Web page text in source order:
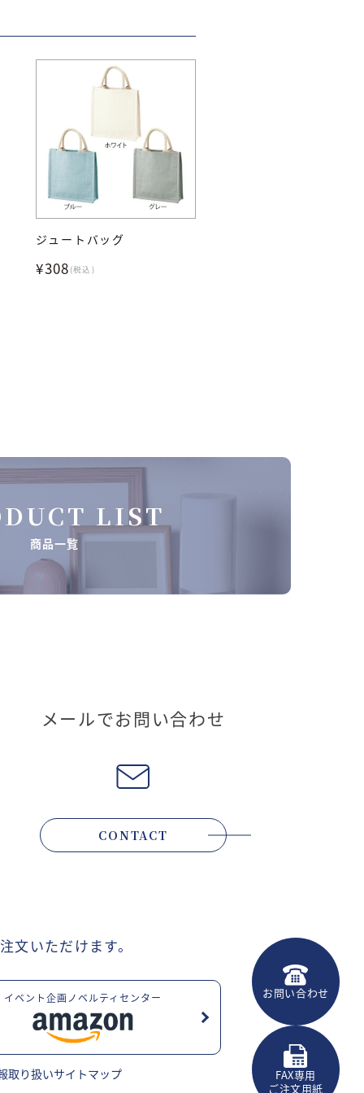
ジュートバッグ
¥308 (税込)
お問い合わせ
FAX専用
ご注文用紙
LIST
商品一覧
メールでお問い合わせ
CONTACT
文いただけます。
イベント企画ノベルティセンター
取り扱いサイトマップ